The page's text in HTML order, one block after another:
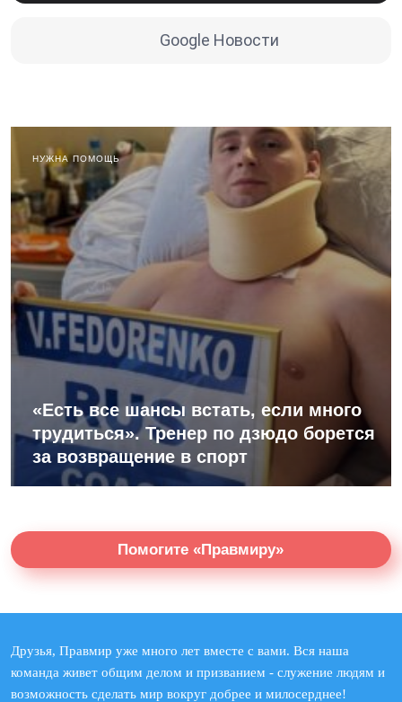
Google Новости
НУЖНА ПОМОЩЬ
«Есть все шансы встать, если много
трудиться». Тренер по дзюдо борется
за возвращение в спорт
Помогите «Правмиру»
Друзья, Правмир уже много лет вместе с вами. Вся наша
команда живет общим делом и призванием - служение людям и
возможность сделать мир вокруг добрее и милосерднее!